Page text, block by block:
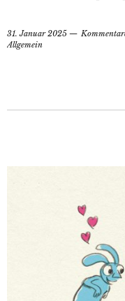
31. Januar 2025
Allgemein